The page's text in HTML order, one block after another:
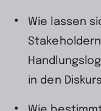
Wie lassen
in den